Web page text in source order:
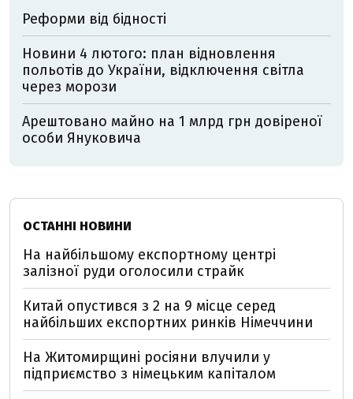
Реформи від бідності
Новини 4 лютого: план відновлення
польотів до України, відключення світла
через морози
Арештовано майно на 1 млрд грн довіреної
особи Януковича
ОСТАННІ НОВИНИ
На найбільшому експортному центрі
залізної руди оголосили страйк
Китай опустився з 2 на 9 місце серед
найбільших експортних ринків Німеччини
На Житомирщині росіяни влучили у
підприємство з німецьким капіталом